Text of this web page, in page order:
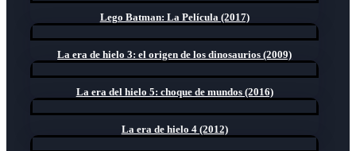
Lego Batman: La Película (2017)
La era de hielo 3: el origen de los dinosaurios (2009)
La era del hielo 5: choque de mundos (2016)
La era de hielo 4 (2012)